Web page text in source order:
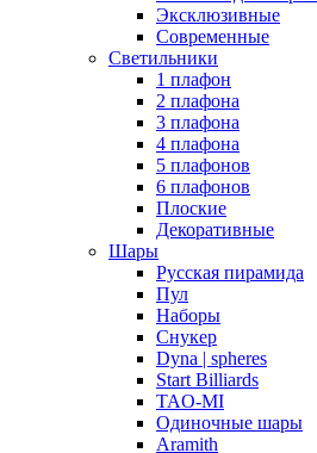
Эксклюзивные
Современные
Светильники
1 плафон
2 плафона
3 плафона
4 плафона
5 плафонов
6 плафонов
Плоские
Декоративные
Шары
Русская пирамида
Пул
Наборы
Снукер
Dyna | spheres
Start Billiards
TAO-MI
Одиночные шары
Aramith